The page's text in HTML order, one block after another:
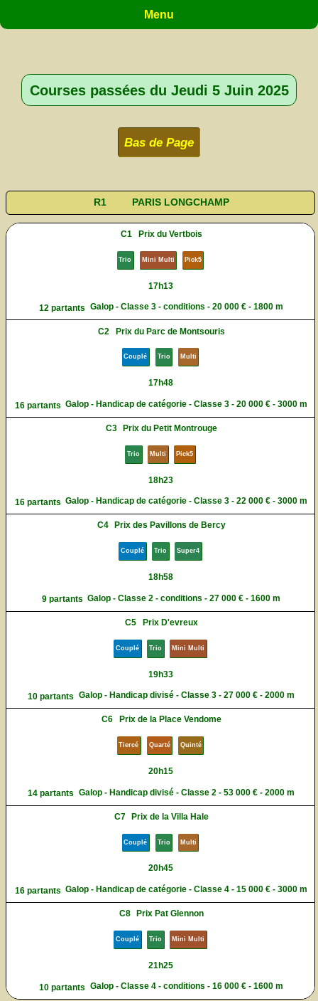
Menu
Courses passées du Jeudi 5 Juin 2025
Bas de Page
R1 PARIS LONGCHAMP
C1 Prix du Vertbois
Trio Mini Multi Pick5
17h13
12 partants Galop - Classe 3 - conditions - 20 000 € - 1800 m
C2 Prix du Parc de Montsouris
Couplé Trio Multi
17h48
16 partants Galop - Handicap de catégorie - Classe 3 - 20 000 € - 3000 m
C3 Prix du Petit Montrouge
Trio Multi Pick5
18h23
16 partants Galop - Handicap de catégorie - Classe 3 - 22 000 € - 3000 m
C4 Prix des Pavillons de Bercy
Couplé Trio Super4
18h58
9 partants Galop - Classe 2 - conditions - 27 000 € - 1600 m
C5 Prix D'evreux
Couplé Trio Mini Multi
19h33
10 partants Galop - Handicap divisé - Classe 3 - 27 000 € - 2000 m
C6 Prix de la Place Vendome
Tiercé Quarté Quinté
20h15
14 partants Galop - Handicap divisé - Classe 2 - 53 000 € - 2000 m
C7 Prix de la Villa Hale
Couplé Trio Multi
20h45
16 partants Galop - Handicap de catégorie - Classe 4 - 15 000 € - 3000 m
C8 Prix Pat Glennon
Couplé Trio Mini Multi
21h25
10 partants Galop - Classe 4 - conditions - 16 000 € - 1600 m